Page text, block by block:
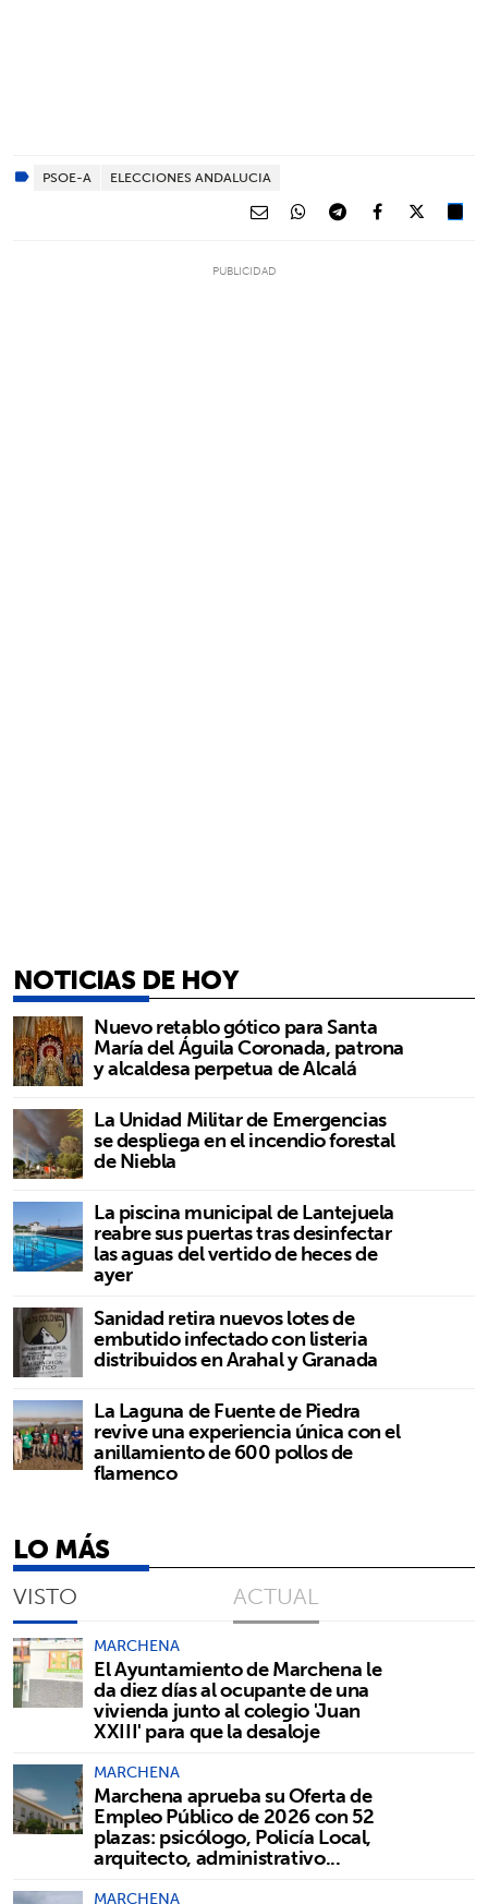
PSOE-A ELECCIONES ANDALUCIA
NOTICIAS DE HOY
Nuevo retablo gótico para Santa
María del Águila Coronada, patrona
y alcaldesa perpetua de Alcalá
La Unidad Militar de Emergencias
se despliega en el incendio forestal
de Niebla
La piscina municipal de Lantejuela
reabre sus puertas tras desinfectar
las aguas del vertido de heces de
ayer
Sanidad retira nuevos lotes de
embutido infectado con listeria
distribuidos en Arahal y Granada
La Laguna de Fuente de Piedra
revive una experiencia única con el
anillamiento de 600 pollos de
flamenco
LO MÁS
VISTO ACTUAL
MARCHENA
El Ayuntamiento de Marchena le
da diez días al ocupante de una
vivienda junto al colegio 'Juan
XXIII' para que la desaloje
MARCHENA
Marchena aprueba su Oferta de
Empleo Público de 2026 con 52
plazas: psicólogo, Policía Local,
arquitecto, administrativo...